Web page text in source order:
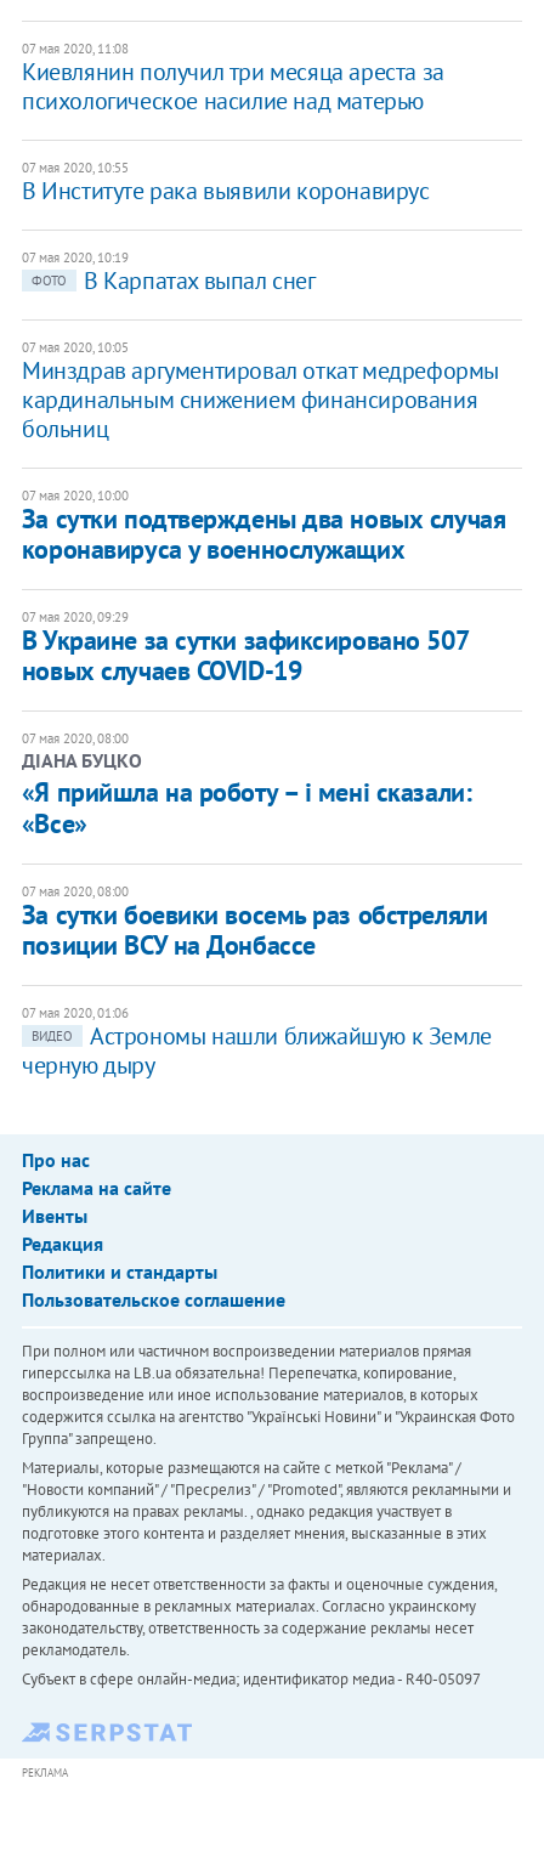
07 мая 2020, 11:08
Киевлянин получил три месяца ареста за
психологическое насилие над матерью
07 мая 2020, 10:55
В Институте рака выявили коронавирус
07 мая 2020, 10:19
ФОТО
В Карпатах выпал снег
07 мая 2020, 10:05
Минздрав аргументировал откат медреформы
кардинальным снижением финансирования
больниц
07 мая 2020, 10:00
За сутки подтверждены два новых случая
коронавируса у военнослужащих
07 мая 2020, 09:29
В Украине за сутки зафиксировано 507
новых случаев COVID-19
07 мая 2020, 08:00
ДІАНА БУЦКО
«Я прийшла на роботу – і мені сказали:
«Все»
07 мая 2020, 08:00
За сутки боевики восемь раз обстреляли
позиции ВСУ на Донбассе
07 мая 2020, 01:06
ВИДЕО
Астрономы нашли ближайшую к Земле
черную дыру
Про нас
Реклама на сайте
Ивенты
Редакция
Политики и стандарты
Пользовательское соглашение
При полном или частичном воспроизведении материалов прямая
гиперссылка на LB.ua обязательна! Перепечатка, копирование,
воспроизведение или иное использование материалов, в которых
содержится ссылка на агентство "Українськi Новини" и "Украинская Фото
Группа" запрещено.
Материалы, которые размещаются на сайте с меткой "Реклама" /
"Новости компаний" / "Пресрелиз" / "Promoted", являются рекламными и
публикуются на правах рекламы. , однако редакция участвует в
подготовке этого контента и разделяет мнения, высказанные в этих
материалах.
Редакция не несет ответственности за факты и оценочные суждения,
обнародованные в рекламных материалах. Согласно украинскому
законодательству, ответственность за содержание рекламы несет
рекламодатель.
Субъект в сфере онлайн-медиа; идентификатор медиа - R40-05097
РЕКЛАМА